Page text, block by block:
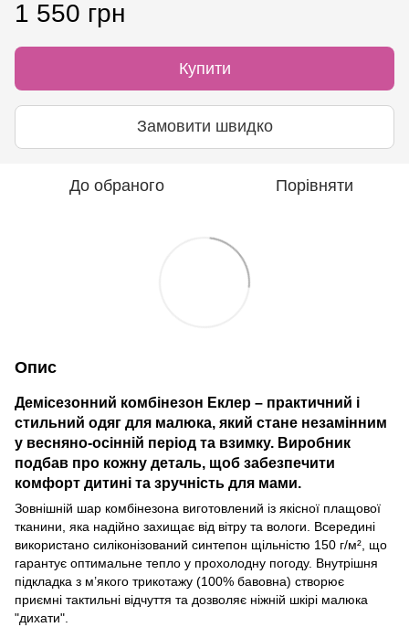
1 550 грн
Купити
Замовити швидко
До обраного Порівняти
Опис
Демісезонний комбінезон Еклер – практичний і
стильний одяг для малюка, який стане незамінним
у весняно-осінній період та взимку. Виробник
подбав про кожну деталь, щоб забезпечити
комфорт дитині та зручність для мами.
Зовнішній шар комбінезона виготовлений із якісної плащової
тканини, яка надійно захищає від вітру та вологи. Всередині
використано силіконізований синтепон щільністю 150 г/м², що
гарантує оптимальне тепло у прохолодну погоду. Внутрішня
підкладка з м’якого трикотажу (100% бавовна) створює
приємні тактильні відчуття та дозволяє ніжній шкірі малюка
"дихати".